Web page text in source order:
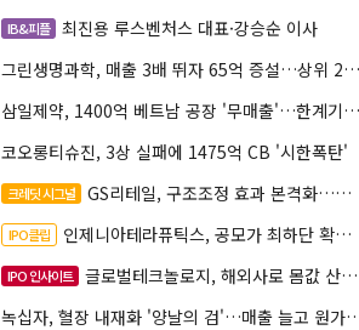
IB&피플
최진용 루스벤처스 대표·강승순 이사
그린생명과학, 매출 3배 뛰자 65억 증설…상위 2곳 의존도 82%
삼일제약, 1400억 베트남 공장 '무매출'…한계기업 편입 위기
코오롱티슈진, 3상 실패에 1475억 CB '시한폭탄'
크레딧 시그널 GS리테일, 구조조정 효과 본격화…재무체력 '강화'
IPO클립 인제니아테라퓨틱스, 공모가 최하단 확정…600억 조달
IPO 인사이트
글로벌테크놀로지, 해외사로 몸값 산정…520억 공모
녹십자, 혈장 내재화 '양날의